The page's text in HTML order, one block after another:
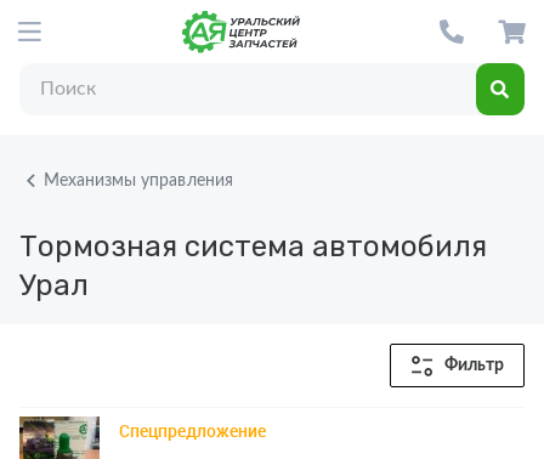
Механизмы управления
Тормозная система автомобиля
Урал
Фильтр
Спецпредложение